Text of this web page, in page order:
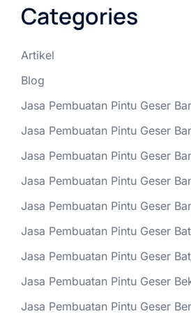
Categories
Artikel
Blog
Jasa Pembuatan Pintu Geser
Jasa Pembuatan Pintu Geser
Jasa Pembuatan Pintu Geser
Jasa Pembuatan Pintu Geser
Jasa Pembuatan Pintu Geser
Jasa Pembuatan Pintu Geser
Jasa Pembuatan Pintu Geser
Jasa Pembuatan Pintu Geser
Jasa Pembuatan Pintu Geser